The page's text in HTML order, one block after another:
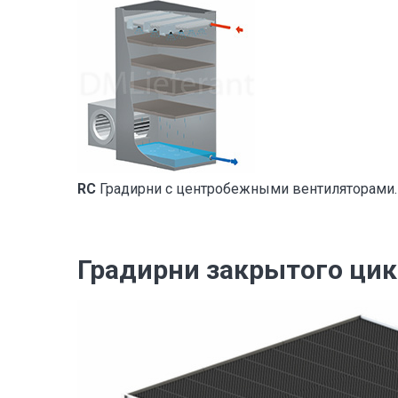
RC Градирни с центробежными вентиляторами.
Градирни закрытого